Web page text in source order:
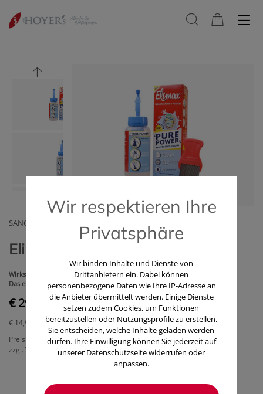
SANOVA PHARMA GESMBH, OTC
Elimax® Pure Power 200 ml
Wirksam gegen Läuse und Nissen mit bis zu 3 Tagen Schutz vor Neubefall.
Das erste und einzige Produkt gegen Läuse auf Wasserbasis.
€ 29,90
€ 14,95
/ 100 ml
Preis inkl. MwSt.
zzgl. Versandkosten
Wir respektieren Ihre
Privatsphäre
Wir binden Inhalte und Dienste von
Drittanbietern ein. Dabei können
personenbezogene Daten wie Ihre IP-Adresse an
die Anbieter übermittelt werden. Einige Dienste
setzen zudem Cookies, um Funktionen
bereitzustellen oder Nutzungsprofile zu erstellen.
Sie entscheiden, welche Inhalte geladen werden
dürfen. Ihre Einwilligung können Sie jederzeit auf
unserer Datenschutzseite widerrufen oder
anpassen.